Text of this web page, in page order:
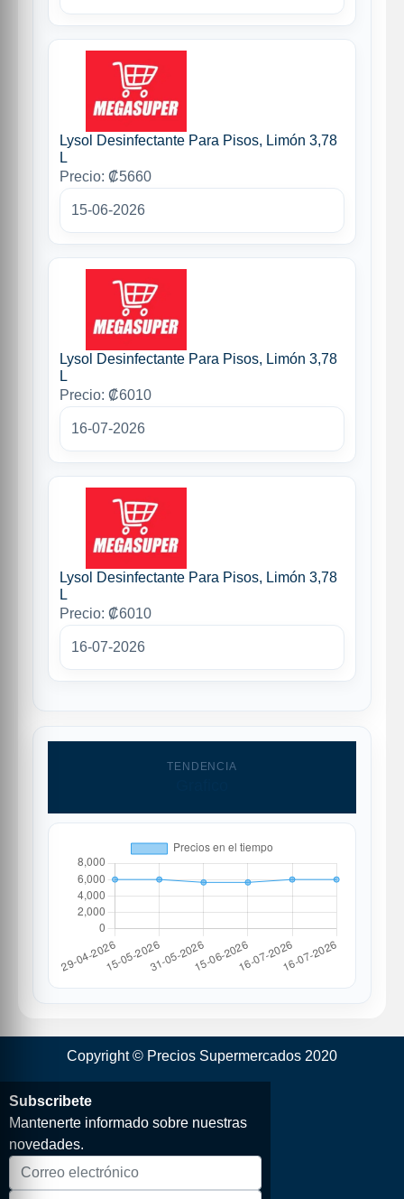
Lysol Desinfectante Para Pisos, Limón 3,78
L
Precio: ₡5660
15-06-2026
Lysol Desinfectante Para Pisos, Limón 3,78
L
Precio: ₡6010
16-07-2026
Lysol Desinfectante Para Pisos, Limón 3,78
L
Precio: ₡6010
16-07-2026
TENDENCIA
Copyright © Precios Supermercados 2020
Subscribete
Mantenerte informado sobre nuestras
novedades.